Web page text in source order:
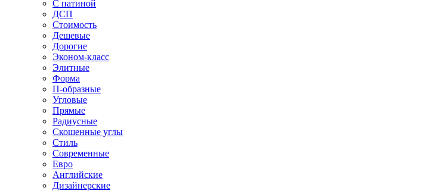
С патиной
ДСП
Стоимость
Дешевые
Дорогие
Эконом-класс
Элитные
Форма
П-образные
Угловые
Прямые
Радиусные
Скошенные углы
Стиль
Современные
Евро
Английские
Дизайнерские